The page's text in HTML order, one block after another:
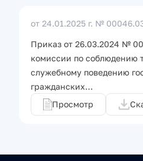
от 24.01.2025 г. №
Приказ от 26.03.2024 №
комиссии по соблюдению
служебному поведению
гражданских…
Просмотр